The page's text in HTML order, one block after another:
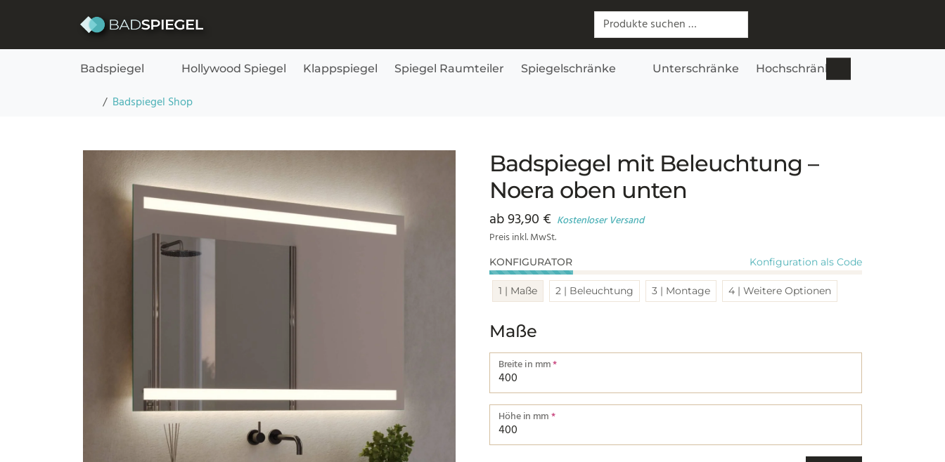
Suchen nach:
Badspiegel Hollywood Spiegel Klappspiegel Spiegel Raumteiler Spiegelschränke Unterschränke Hochschränke
Startseite
Badspiegel Shop
Badspiegel mit Beleuchtung – Noera oben unten
Badspiegel mit Beleuchtung –
Noera oben unten
ab93,90 € Kostenloser Versand
Preis inkl. MwSt.
KONFIGURATOR Konfiguration als Code
1 | Maße 2 | Beleuchtung 3 | Montage 4 | Weitere Optionen
Maße
Breite in mm*
Breite von einer Kante bis zur nächsten.
Höhe in mm*